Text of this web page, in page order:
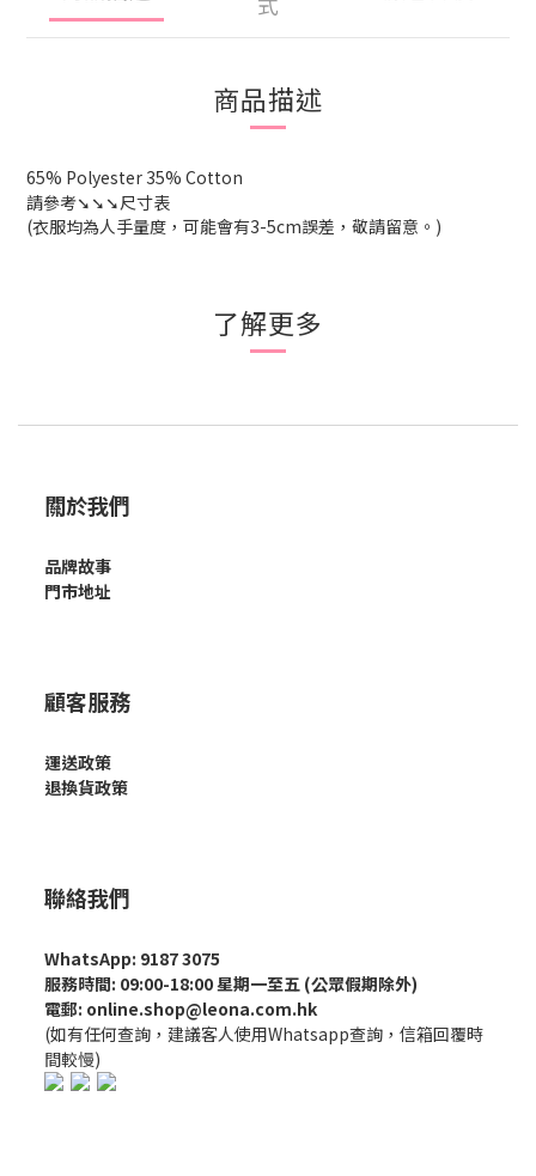
商品描述
65% Polyester 35% Cotton
請參考➘➘➘尺寸表
(衣服均為人手量度，可能會有3-5cm誤差，敬請留意。)
了解更多
關於我們
品牌故事
門市地址
顧客服務
運送政策
退換貨政策
聯絡我們
WhatsApp: 9187 3075
服務時間: 09:00-18:00 星期一至五 (公眾假期除外)
電郵: online.shop@leona.com.hk
(如有任何查詢，建議客人使用Whatsapp查詢，信箱回覆時
間較慢)